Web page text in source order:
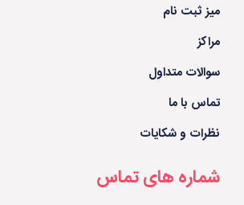
میز ثبت نام
سوالات متداول
تماس با ما
نظرات و شکایات
شماره های تماس